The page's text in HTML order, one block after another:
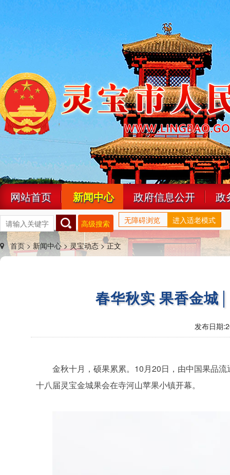
网站首页 新闻中心 政府信息公开 政
高级搜索 无障碍浏览 进入适老模式
首页 > 新闻中心 >灵宝动态 >正文
春华秋实 果香金城
发布日期:
金秋十月，硕果累累。10月20日，由中国果品
十八届灵宝金城果会在寺河山苹果小镇开幕。